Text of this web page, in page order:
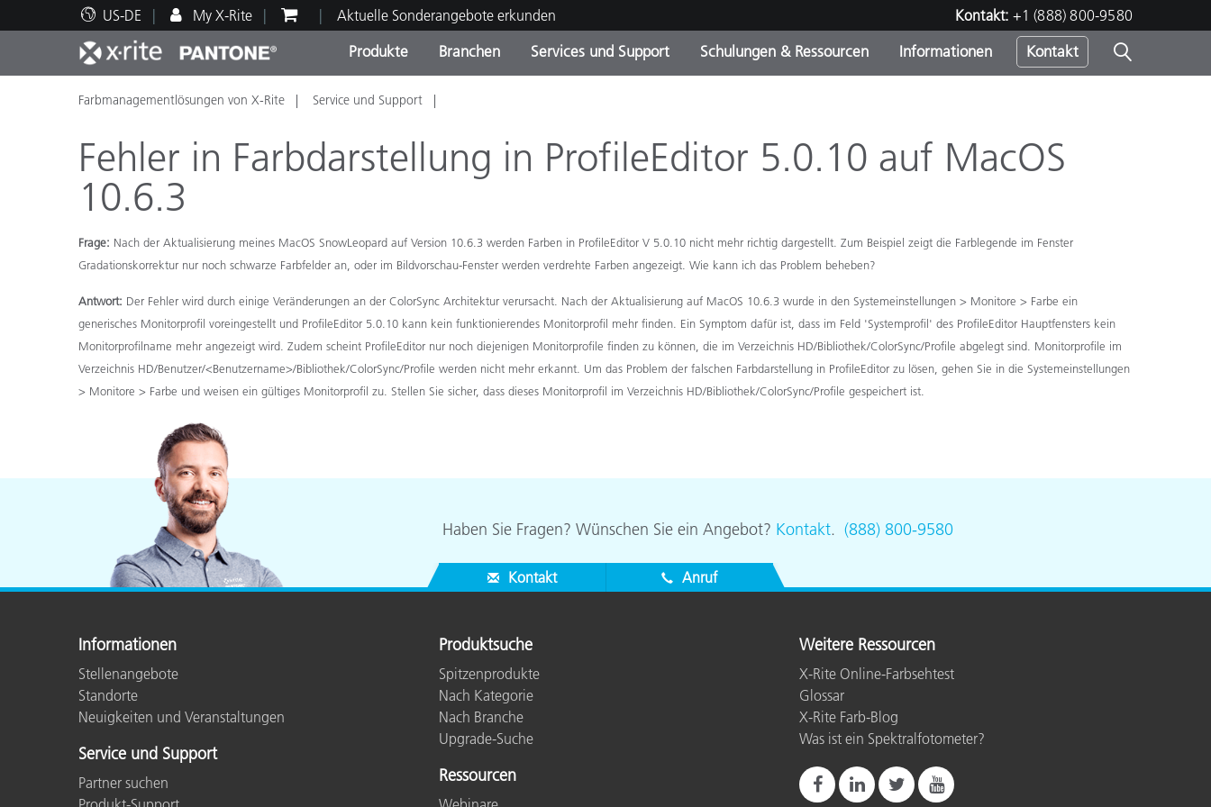
US-DE My X-Rite Aktuelle Sonderangebote erkunden Kontakt: +1 (888) 800-9580
Produkte
Spitzenprodukte Produktkategorien
Laufende Sonderaktionen
Branchen
Druck und Verpackung
Automobil
Anstrichmittel und Lacke
Kosmetikhersteller
Food Color Measurement
Biowissenschaften
Services und Support
Technischer Support Service und Wartung
Schulungen & Ressourcen
Pädagogische Ressourcen Ausbildung
Brand Experience Center
Weitere Ressourcen
Informationen Kontakt
Farbmanagementlösungen von X-Rite Service und Support
Fehler in Farbdarstellung in ProfileEditor 5.0.10 auf MacOS
10.6.3
Frage: Nach der Aktualisierung meines MacOS SnowLeopard auf Version 10.6.3 werden Farben in ProfileEditor V 5.0.10 nicht mehr richtig dargestellt. Zum Beispiel zeigt die Farblegende im Fenster
Gradationskorrektur nur noch schwarze Farbfelder an, oder im Bildvorschau-Fenster werden verdrehte Farben angezeigt. Wie kann ich das Problem beheben?
Antwort: Der Fehler wird durch einige Veränderungen an der ColorSync Architektur verursacht. Nach der Aktualisierung auf MacOS 10.6.3 wurde in den Systemeinstellungen > Monitore > Farbe ein
generisches Monitorprofil voreingestellt und ProfileEditor 5.0.10 kann kein funktionierendes Monitorprofil mehr finden. Ein Symptom dafür ist, dass im Feld 'Systemprofil' des ProfileEditor Hauptfensters kein
Monitorprofilname mehr angezeigt wird. Zudem scheint ProfileEditor nur noch diejenigen Monitorprofile finden zu können, die im Verzeichnis HD/Bibliothek/ColorSync/Profile abgelegt sind. Monitorprofile im
Verzeichnis HD/Benutzer/<Benutzername>/Bibliothek/ColorSync/Profile werden nicht mehr erkannt. Um das Problem der falschen Farbdarstellung in ProfileEditor zu lösen, gehen Sie in die Systemeinstellungen
> Monitore > Farbe und weisen ein gültiges Monitorprofil zu. Stellen Sie sicher, dass dieses Monitorprofil im Verzeichnis HD/Bibliothek/ColorSync/Profile gespeichert ist.
Haben Sie Fragen? Wünschen Sie ein Angebot? Kontakt. (888) 800-9580
Kontakt Anruf
Informationen
Stellenangebote
Standorte
Neuigkeiten und Veranstaltungen
Service und Support
Partner suchen
Produktsuche
Spitzenprodukte
Nach Kategorie
Nach Branche
Upgrade-Suche
Ressourcen
Weitere Ressourcen
X-Rite Online-Farbsehtest
Glossar
X-Rite Farb-Blog
Was ist ein Spektralfotometer?